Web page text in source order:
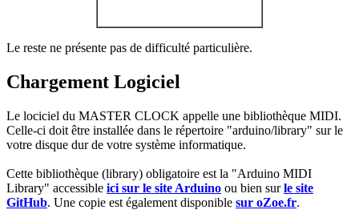
Le reste ne présente pas de difficulté particulière.
Chargement Logiciel
Le lociciel du MASTER CLOCK appelle une bibliothèque MIDI.
Celle-ci doit être installée dans le répertoire "arduino/library" sur le
votre disque dur de votre système informatique.
Cette bibliothèque (library) obligatoire est la "Arduino MIDI
Library" accessible ici sur le site Arduino ou bien surle site
GitHub. Une copie est également disponible sur oZoe.fr.